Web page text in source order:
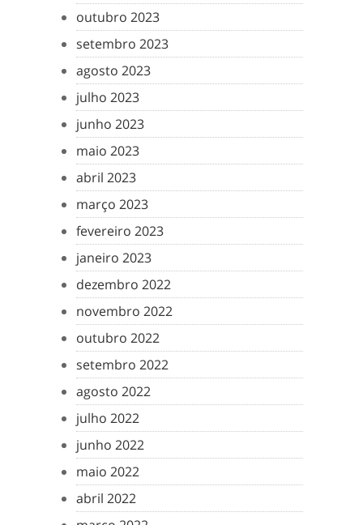
outubro 2023
setembro 2023
agosto 2023
julho 2023
junho 2023
maio 2023
abril 2023
março 2023
fevereiro 2023
janeiro 2023
dezembro 2022
novembro 2022
outubro 2022
setembro 2022
agosto 2022
julho 2022
junho 2022
maio 2022
abril 2022